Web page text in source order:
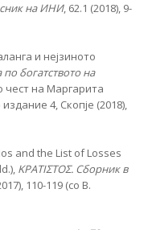
на ИНИ, 62.1 (2018), 9-
и нејзиното
по богатството на
чест на Маргарита
4, Скопје (2018),
and the List of Losses
ΚΡΑΤΙΣΤΟΣ. Сборник в
110-119 (со В.